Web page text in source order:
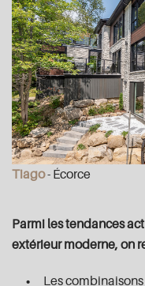
Tiago- Écorce
Parmi les tendances
extérieur moderne, on
Les